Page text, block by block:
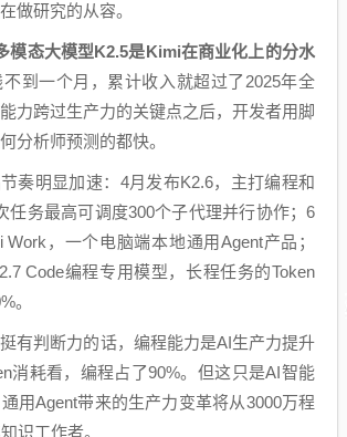
做研究的从容。
模态大模型K2.5是Kimi在商业化上的分水
到一个月，累计收入就超过了2025年全
力跨过生产力的关键点之后，开发者用脚
分析师预测的都快。
奏明显加速：4月发布K2.6，主打编程和
任务最高可调度300个子代理并行协作；6
Work，一个电脑端本地通用Agent产品；
Code编程专用模型，长程任务的Token
。
有判断力的话，编程能力是AI生产力提升
消耗看，编程占了90%。但这只是AI智能
用Agent带来的生产力变革将从3000万程
识工作者。